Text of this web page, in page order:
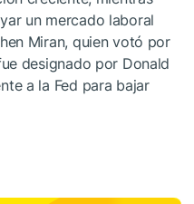
un mercado laboral
Miran, quien votó por
designado por Donald
a la Fed para bajar